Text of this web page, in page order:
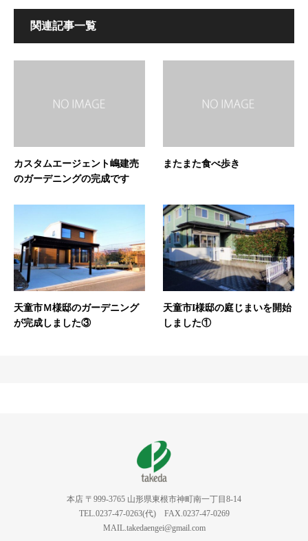
関連記事一覧
カスタムエージェント嶋建売
のガーデニングの完成です
またまた食べ歩き
天童市Ｍ様邸のガーデニング
が完成しました③
天童市I様邸の庭じまいを開始
しました①
本店 〒999-3765 山形県東根市神町南一丁目8-14
TEL.0237-47-0263(代) FAX.0237-47-0269
MAIL.takedaengei@gmail.com